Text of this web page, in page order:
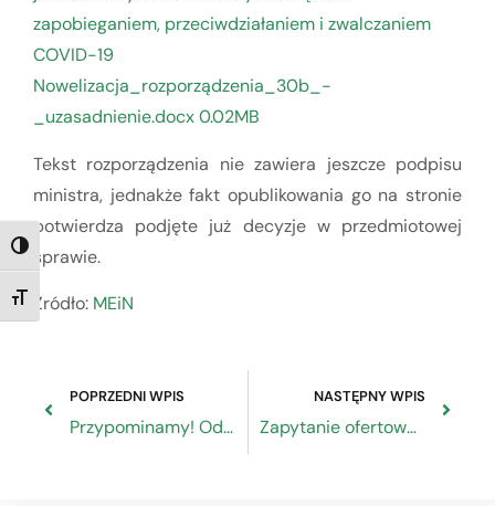
TOGGLE HIGH CONTRAST
TOGGLE FONT SIZE
zapobieganiem, przeciwdziałaniem i zwalczaniem
COVID-19
Nowelizacja​_rozporządzenia​_30b​_-​
_uzasadnienie.docx 0.02MB
Tekst rozporządzenia nie zawiera jeszcze podpisu
ministra, jednakże fakt opublikowania go na stronie
potwierdza podjęte już decyzje w przedmiotowej
sprawie.
Źródło: MEiN
POPRZEDNI WPIS
Przypominamy! Od 1 grudnia 2020 r. koniec wpłat gotówkowych w siedzibie ZRP
NASTĘPNY WPIS
Zapytanie ofertowe na wyprodukowanie filmu promującego członkostwo w ZRP oraz prace RDS